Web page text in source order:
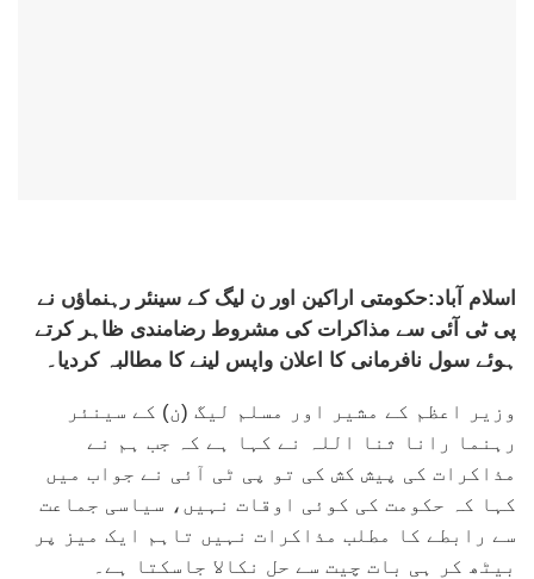
اسلام آباد:حکومتی اراکین اور ن لیگ کے سینئر رہنماؤں نے
پی ٹی آئی سے مذاکرات کی مشروط رضامندی ظاہر کرتے
ہوئے سول نافرمانی کا اعلان واپس لینے کا مطالبہ کردیا۔
وزیر اعظم کے مشیر اور مسلم لیگ (ن) کے سینئر
رہنما رانا ثنا اللہ نے کہا ہے کہ جب ہم نے
مذاکرات کی پیش کش کی تو پی ٹی آئی نے جواب میں
کہا کہ حکومت کی کوئی اوقات نہیں، سیاسی جماعت
سے رابطے کا مطلب مذاکرات نہیں تاہم ایک میز پر
بیٹھ کر ہی بات چیت سے حل نکالا جاسکتا ہے۔